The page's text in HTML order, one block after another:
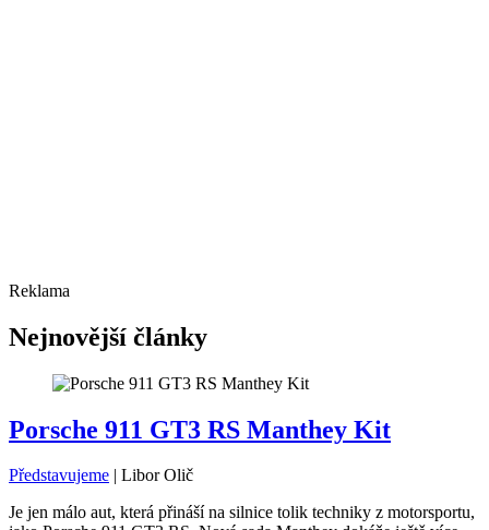
Reklama
Nejnovější články
Porsche 911 GT3 RS Manthey Kit
Představujeme | Libor Olič
Je jen málo aut, která přináší na silnice tolik techniky z motorsportu,